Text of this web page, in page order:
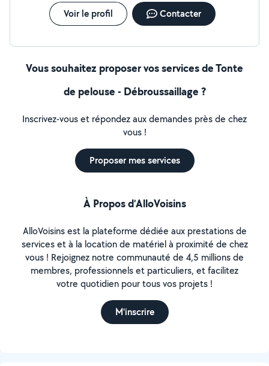
Voir le profil Contacter
Vous souhaitez proposer vos services de Tonte
de pelouse - Débroussaillage ?
Inscrivez-vous et répondez aux demandes près de chez
vous !
Proposer mes services
À Propos d’AlloVoisins
AlloVoisins est la plateforme dédiée aux prestations de
services et à la location de matériel à proximité de chez
vous ! Rejoignez notre communauté de 4,5 millions de
membres, professionnels et particuliers, et facilitez
votre quotidien pour tous vos projets !
M'inscrire